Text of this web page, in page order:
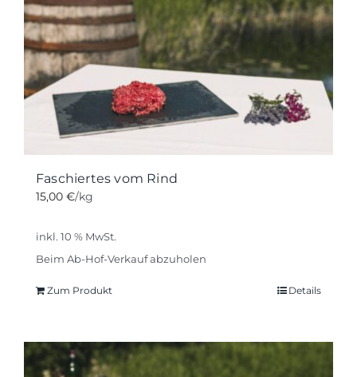
Faschiertes vom Rind
15,00 €/kg
inkl. 10 % MwSt.
Beim Ab-Hof-Verkauf abzuholen
Zum Produkt Details